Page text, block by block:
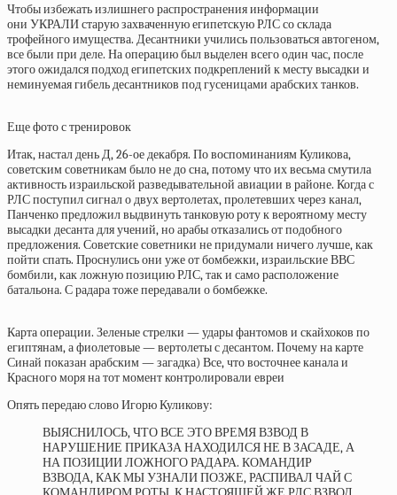
Чтобы избежать излишнего распространения информации
они УКРАЛИ старую захваченную египетскую РЛС со склада
трофейного имущества. Десантники учились пользоваться автогеном,
все были при деле. На операцию был выделен всего один час, после
этого ожидался подход египетских подкреплений к месту высадки и
неминуемая гибель десантников под гусеницами арабских танков.
Еще фото с тренировок
Итак, настал день Д, 26-ое декабря. По воспоминаниям Куликова,
советским советникам было не до сна, потому что их весьма смутила
активность израильской разведывательной авиации в районе. Когда с
РЛС поступил сигнал о двух вертолетах, пролетевших через канал,
Панченко предложил выдвинуть танковую роту к вероятному месту
высадки десанта для учений, но арабы отказались от подобного
предложения. Советские советники не придумали ничего лучше, как
пойти спать. Проснулись они уже от бомбежки, израильские ВВС
бомбили, как ложную позицию РЛС, так и само расположение
батальона. С радара тоже передавали о бомбежке.
Карта операции. Зеленые стрелки — удары фантомов и скайхоков по
египтянам, а фиолетовые — вертолеты с десантом. Почему на карте
Синай показан арабским — загадка) Все, что восточнее канала и
Красного моря на тот момент контролировали евреи
Опять передаю слово Игорю Куликову:
ВЫЯСНИЛОСЬ, ЧТО ВСЕ ЭТО ВРЕМЯ ВЗВОД В
НАРУШЕНИЕ ПРИКАЗА НАХОДИЛСЯ НЕ В ЗАСАДЕ, А
НА ПОЗИЦИИ ЛОЖНОГО РАДАРА. КОМАНДИР
ВЗВОДА, КАК МЫ УЗНАЛИ ПОЗЖЕ, РАСПИВАЛ ЧАЙ С